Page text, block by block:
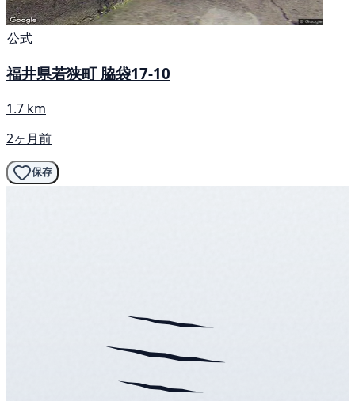
公式
福井県若狭町 脇袋17-10
1.7 km
2ヶ月前
保存